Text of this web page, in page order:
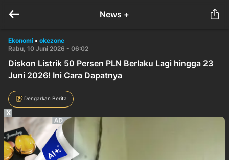
News +
Ekonomi • okezone
Rabu, 10 Juni 2026 - 06:02
Diskon Listrik 50 Persen PLN Berlaku Lagi hingga 23
Juni 2026! Ini Cara Dapatnya
Dengarkan Berita
X